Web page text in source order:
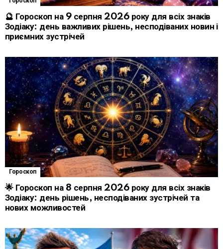
🔮 Гороскоп на 9 серпня 2026 року для всіх знаків
Зодіаку: день важливих рішень, несподіваних новин і
приємних зустрічей
Гороскоп
🌟 Гороскоп на 8 серпня 2026 року для всіх знаків
Зодіаку: день рішень, несподіваних зустрічей та
нових можливостей